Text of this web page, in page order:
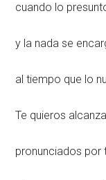
cuando lo
y la nada se
al tiempo que lo
Te quieros
pronunciados por